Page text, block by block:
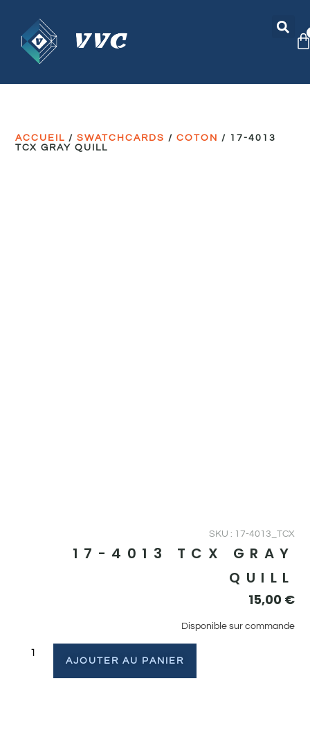
ACCUEIL /SWATCHCARDS /COTON / 17-4013
TCX GRAY QUILL
SKU : 17-4013_TCX
17-4013 TCX GRAY
QUILL
15,00 €
Disponible sur commande
AJOUTER AU PANIER